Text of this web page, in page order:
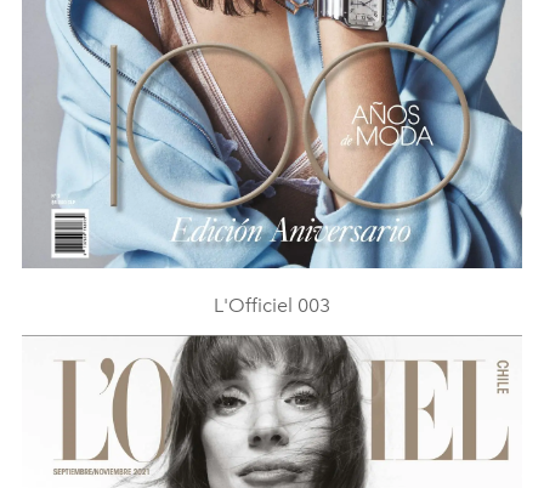
L'Officiel 003